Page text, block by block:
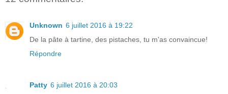
Unknown 6 juillet 2016 à 19:22
De la pâte à tartine, des pistaches, tu m'as convaincue!
Répondre
Patty 6 juillet 2016 à 20:03